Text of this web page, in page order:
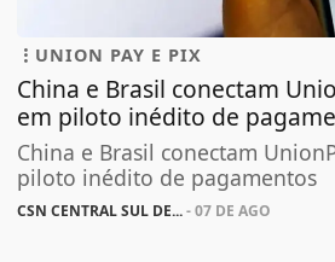
UNION PAY E PIX
China e Brasil conectam
em piloto inédito de
China e Brasil conectam
piloto inédito de pagamentos
CSN CENTRAL SUL DE...- 07 DE AGO